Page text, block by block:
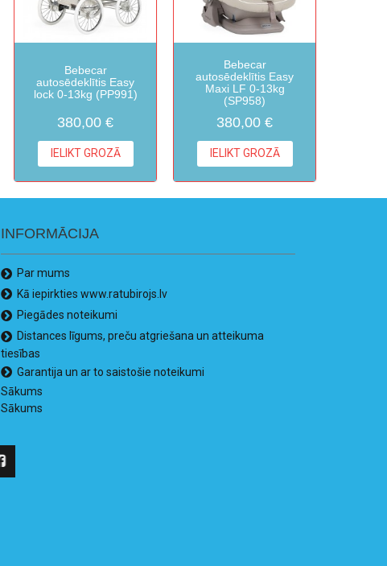
Bebecar
autosēdeklītis Easy
lock 0-13kg (PP991)
380,00 €
IELIKT GROZĀ
Bebecar
autosēdeklītis Easy
Maxi LF 0-13kg
(SP958)
380,00 €
IELIKT GROZĀ
INFORMĀCIJA
Par mums
Kā iepirkties www.ratubirojs.lv
Piegādes noteikumi
Distances līgums, preču atgriešana un atteikuma
tiesības
Garantija un ar to saistošie noteikumi
Sākums
Sākums